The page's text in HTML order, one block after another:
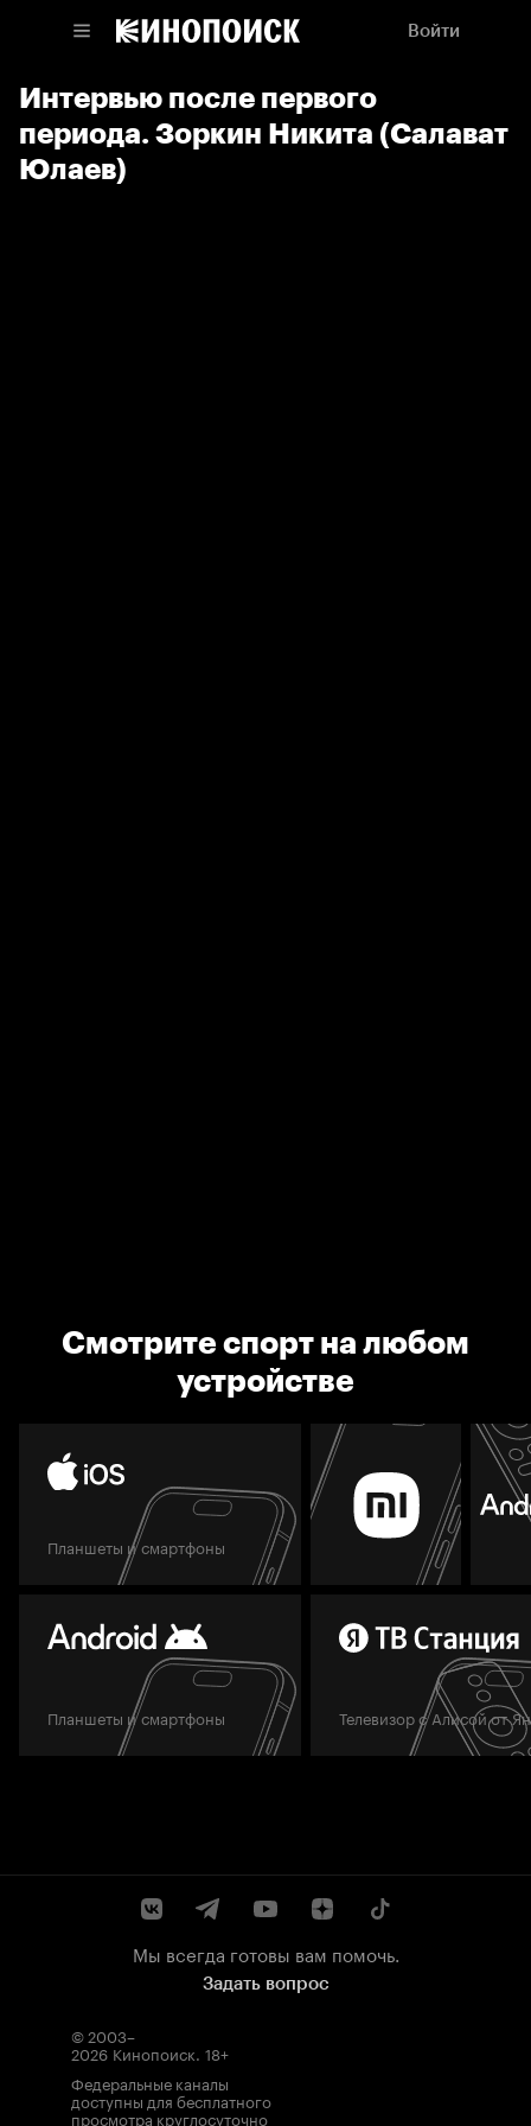
Войти
Интервью после первого
периода. Зоркин Никита (Салават
Юлаев)
Смотрите спорт на любом
устройстве
Планшеты и смартфоны
Планшеты и смартфоны Телевизор с Алисой от
Мы всегда готовы вам помочь.
Задать вопрос
© 2003–
2026 Кинопоиск. 18+
Федеральные каналы
доступны для бесплатного
просмотра круглосуточно